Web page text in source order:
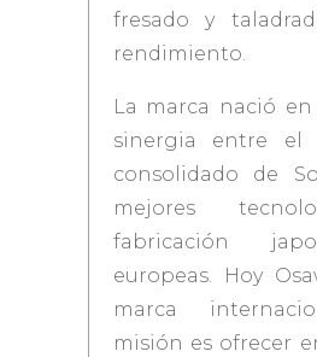
fresado y
rendimiento.
La marca nació en
sinergia entre el
consolidado de
mejores
fabricación
europeas. Hoy
marca
misión es ofrecer